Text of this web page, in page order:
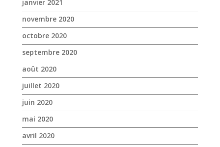
juillet 2020
juin 2020
mai 2020
avril 2020
mars 2020
janvier 2020
décembre 2019
novembre 2019
octobre 2019